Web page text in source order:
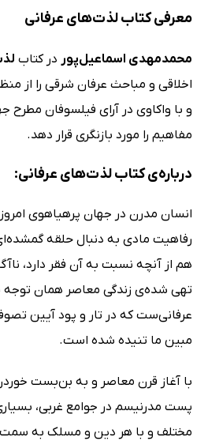
معرفی کتاب لذت‌های عرفانی
محمدمهدی اسماعیل‌پور در کتاب
اخلاقی و مباحث عرفان شرقی را از
و با واکاوی در آرای فیلسوفان مطرح
مفاهیم را مورد بازنگری قرار دهد.
درباره‌ی کتاب لذت‌های عرفانی:
انسان مدرن در جهان پرهیاهوی
رفاهیت مادی به دنبال حلقه
هم از آنچه نسبت به آن فقر دارد،
تهی شده‌ی زندگی معاصر همان توجه
عرفانی‌ست که در تار و پود آیین
مبین ما تنیده شده است.
با آغاز قرن معاصر و به بن‌بست
پست مدرنیسم در جوامع غربی، بسیاری
مختلف و با هر دین و مسلک به سمت